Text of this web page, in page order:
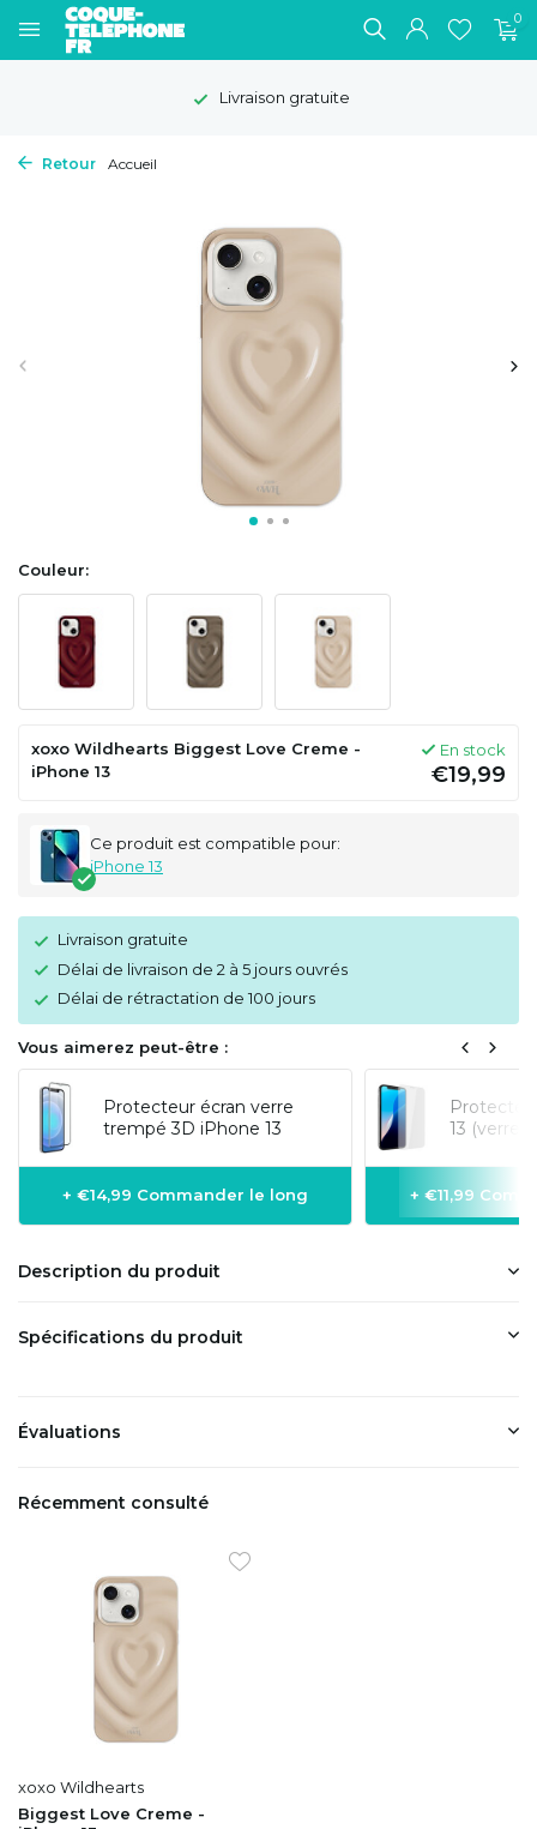
0
Livraison gratuite
Retour Accueil
Couleur:
xoxo Wildhearts Biggest Love Creme -
iPhone 13
En stock
€19,99
Ce produit est compatible pour:
iPhone 13
Livraison gratuite
Délai de livraison de 2 à 5 jours ouvrés
Délai de rétractation de 100 jours
Vous aimerez peut-être :
Protecteur écran verre
trempé 3D iPhone 13
+ €14,99 Commander le long
13 (verre
+ €11,99
Description du produit
Spécifications du produit
Évaluations
Récemment consulté
xoxo Wildhearts
Biggest Love Creme -